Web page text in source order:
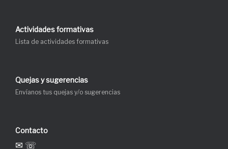
Actividades formativas
Lista de actividades formativas
Quejas y sugerencias
Envíanos tus quejas y/o sugerencias
Contacto
✉ ☏